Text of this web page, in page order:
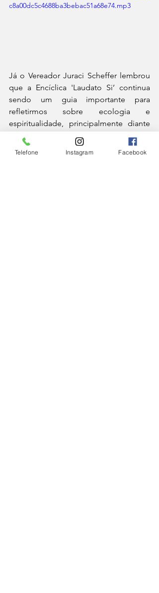
c8a00dc5c4688ba3bebac51a68e74.mp3
Já o Vereador Juraci Scheffer lembrou
que a Encíclica 'Laudato Si’ continua
sendo um guia importante para
refletirmos sobre ecologia e
espiritualidade, principalmente diante
dos desafios climáticos que
enfrentamos.
Telefone Instagram Facebook